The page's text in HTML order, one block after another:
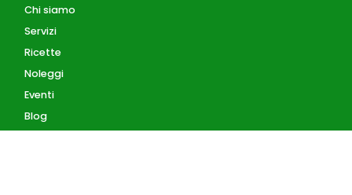
Chi siamo
Servizi
Ricette
Noleggi
Eventi
Blog